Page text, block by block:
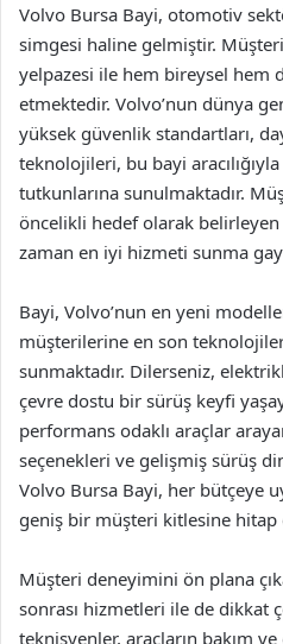
Volvo Bursa Bayi, otomotiv
simgesi haline gelmiştir.
yelpazesi ile hem bireysel hem
etmektedir. Volvo’nun dünya
yüksek güvenlik standartları,
teknolojileri, bu bayi
tutkunlarına sunulmaktadır.
öncelikli hedef olarak
zaman en iyi hizmeti sunma
Bayi, Volvo’nun en yeni
müşterilerine en son
sunmaktadır. Dilerseniz,
çevre dostu bir sürüş keyfi
performans odaklı araçlar
seçenekleri ve gelişmiş sürüş
Volvo Bursa Bayi, her bütçeye
geniş bir müşteri kitlesine hitap
Müşteri deneyimini ön plana
sonrası hizmetleri ile de dikkat
teknisyenler, araçların bakım